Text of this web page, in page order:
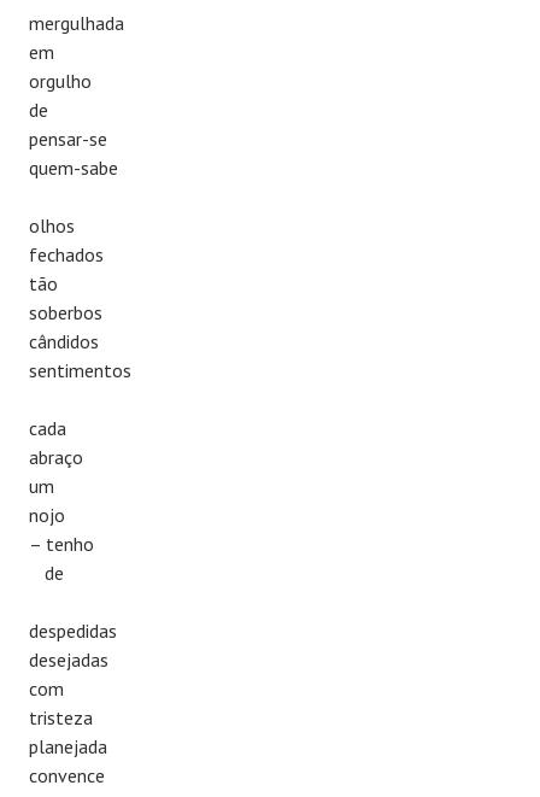
mergulhada
em
orgulho
de
pensar-se
quem-sabe
olhos
fechados
tão
soberbos
cândidos
sentimentos
cada
abraço
um
nojo
– tenho
de
despedidas
desejadas
com
tristeza
planejada
convence